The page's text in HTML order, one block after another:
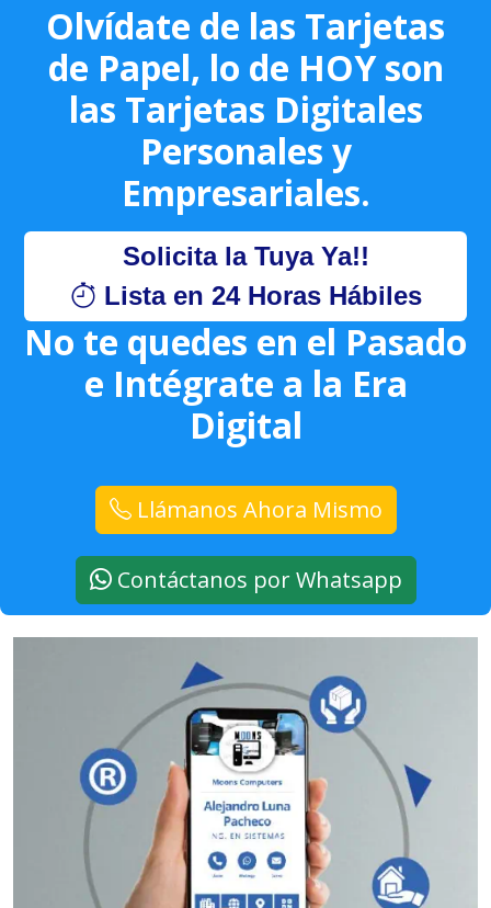
Olvídate de las Tarjetas
de Papel, lo de HOY son
las Tarjetas Digitales
Personales y
Empresariales.
Solicita la Tuya Ya!!
Lista en 24 Horas Hábiles
No te quedes en el Pasado
e Intégrate a la Era
Digital
Llámanos Ahora Mismo
Contáctanos por Whatsapp